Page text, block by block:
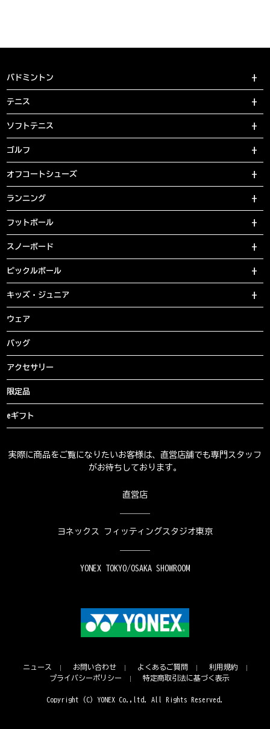
バドミントン
テニス
ソフトテニス
ゴルフ
オフコートシューズ
ランニング
フットボール
スノーボード
ピックルボール
キッズ・ジュニア
ウェア
バッグ
アクセサリー
限定品
eギフト
実際に商品をご覧になりたいお客様は、直営店舗でも専門スタッフ
がお待ちしております。
直営店
ヨネックス フィッティングスタジオ東京
YONEX TOKYO/OSAKA SHOWROOM
ニュース お問い合わせ よくあるご質問
利用規約
プライバシーポリシー
特定商取引法に基づく表示
Copyright (C) YONEX Co.,ltd. All Rights Reserved.